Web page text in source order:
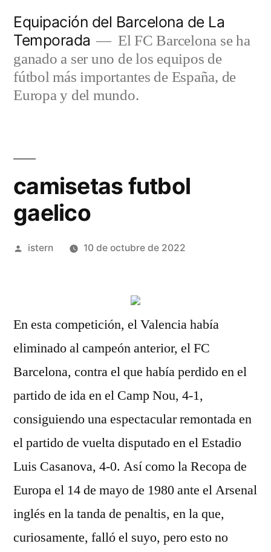
contenido
Equipación del Barcelona de La
Temporada
El FC Barcelona se ha
ganado a ser uno de los equipos de
fútbol más importantes de España, de
Europa y del mundo.
camisetas futbol
gaelico
Publicado
istern 10 de octubre de 2022
En esta competición, el Valencia había
eliminado al campeón anterior, el FC
Barcelona, contra el que había perdido en el
partido de ida en el Camp Nou, 4-1,
consiguiendo una espectacular remontada en
el partido de vuelta disputado en el Estadio
Luis Casanova, 4-0. Así como la Recopa de
Europa el 14 de mayo de 1980 ante el Arsenal
inglés en la tanda de penaltis, en la que,
curiosamente, falló el suyo, pero esto no